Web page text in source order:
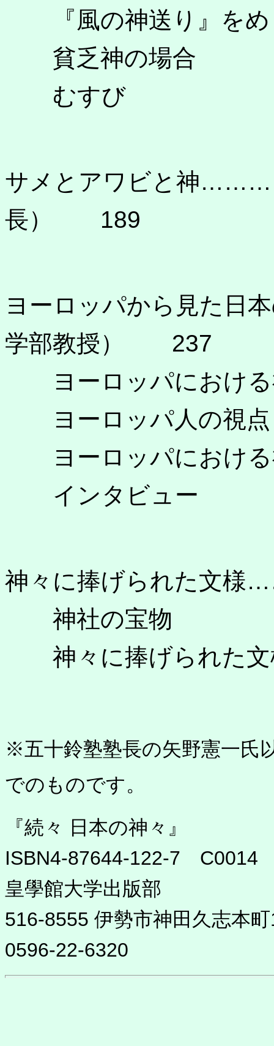
『風の神送り』をめ
貧乏神の場合
むすび
サメとアワビと神
長） 189
ヨーロッパから見た
学部教授） 237
ヨーロッパにおける
ヨーロッパ人の視点
ヨーロッパにおける
インタビュー
神々に捧げられた文
神社の宝物
神々に捧げられた文
※五十鈴塾塾長の矢野憲一氏
でのものです。
『続々 日本の神々』
ISBN4-87644-122-7 C0014
皇學館大学出版部
516-8555 伊勢市神田久志本
0596-22-6320